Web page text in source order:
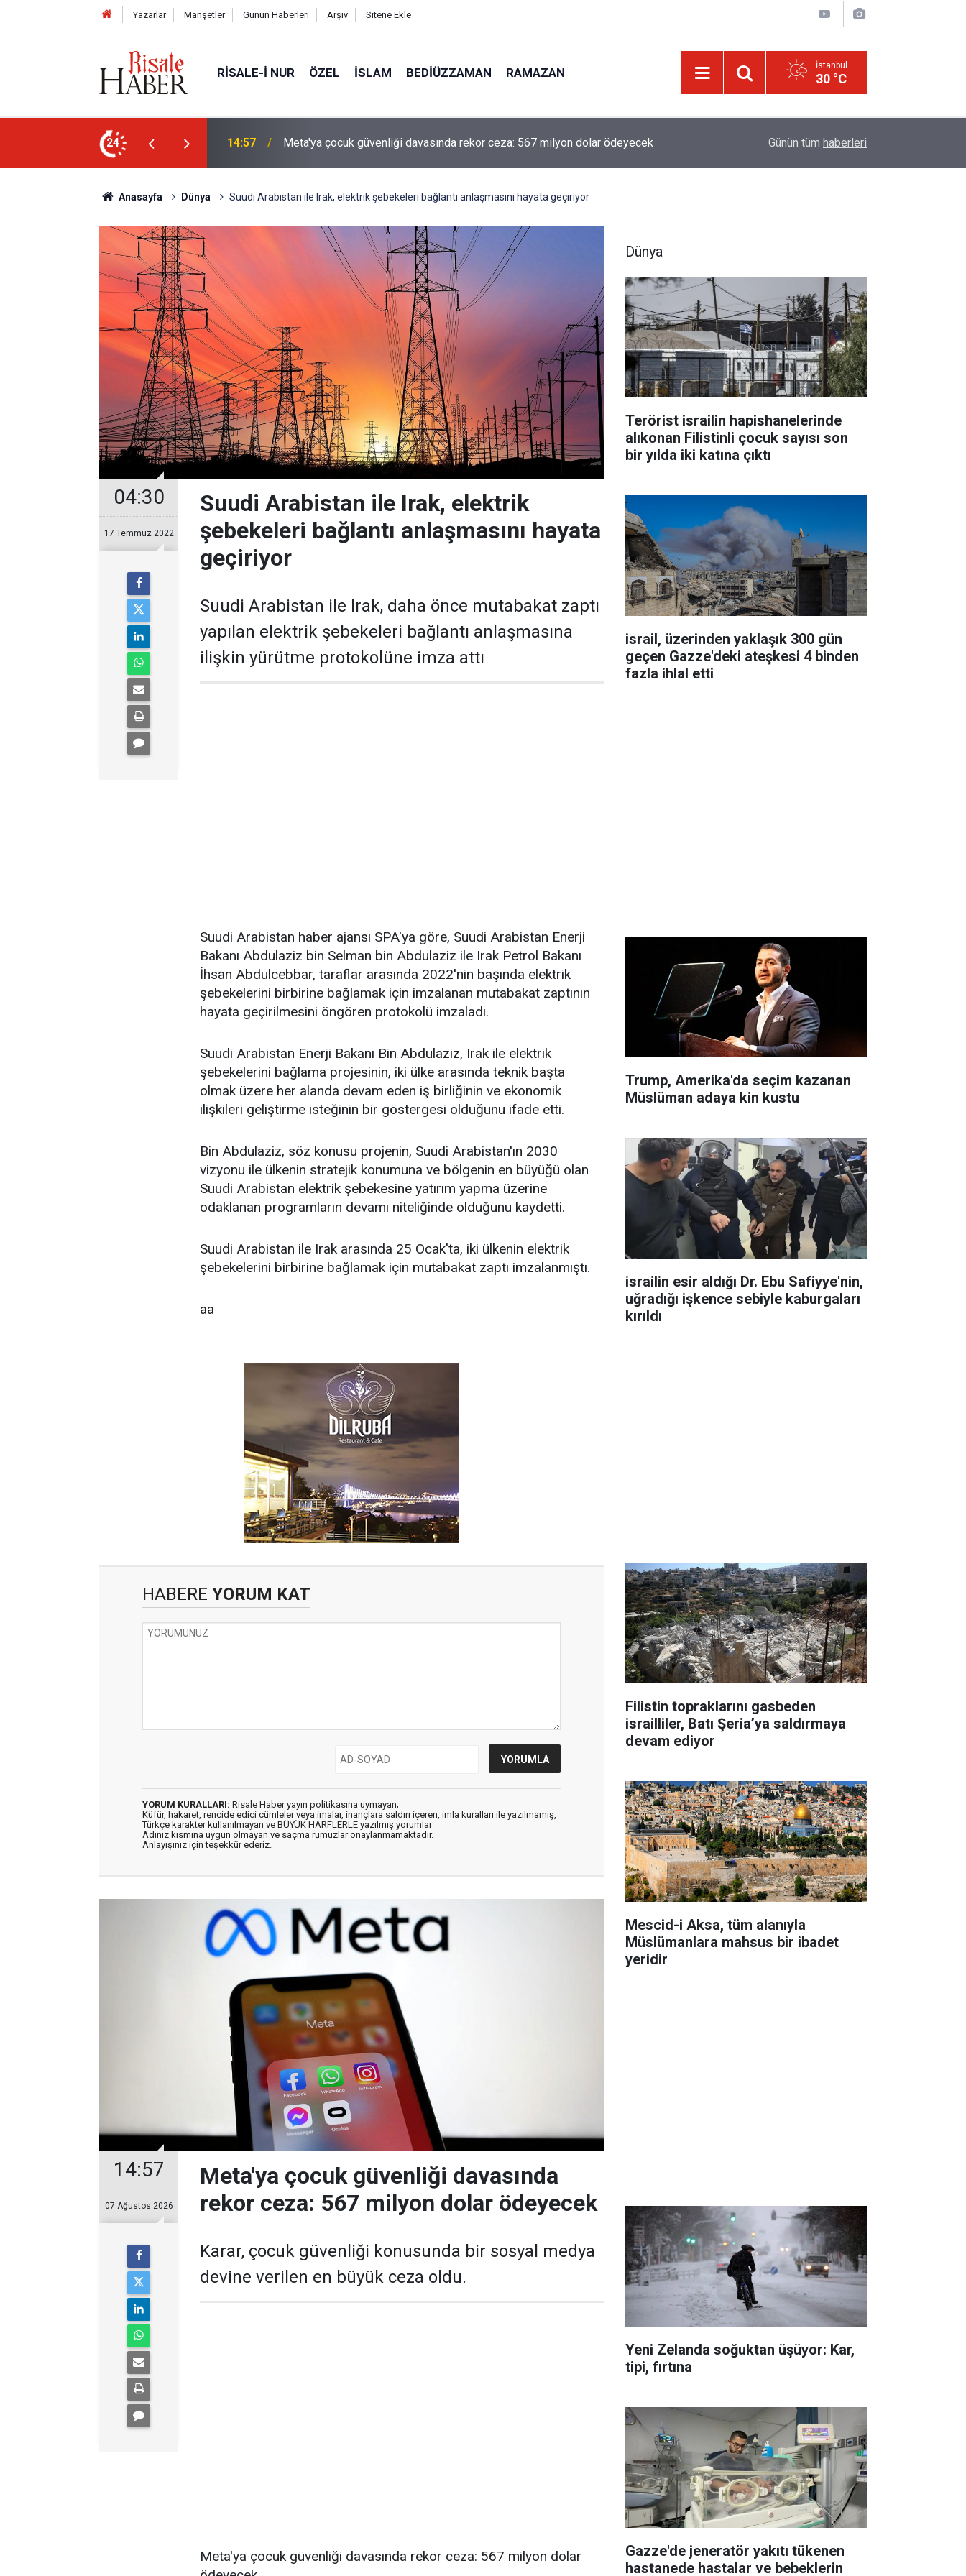
Yazarlar Manşetler Günün Haberleri Arşiv Sitene Ekle
RISALE-I NUR ÖZEL İSLAM BEDIÜZZAMAN RAMAZAN İstanbul
30 °C
24
rekor ceza: 567 milyon dolar ödeyecek 13:40 Çile çekilen yol!
iki katına çıktı
Günün tüm haberleri
Anasayfa Dünya Suudi Arabistan ile Irak, elektrik şebekeleri bağlantı anlaşmasını hayata geçiriyor
04:30
17 Temmuz 2022
Suudi Arabistan ile Irak, elektrik
şebekeleri bağlantı anlaşmasını hayata
geçiriyor
Suudi Arabistan ile Irak, daha önce mutabakat zaptı
yapılan elektrik şebekeleri bağlantı anlaşmasına
ilişkin yürütme protokolüne imza attı
Suudi Arabistan haber ajansı SPA'ya göre, Suudi Arabistan Enerji
Bakanı Abdulaziz bin Selman bin Abdulaziz ile Irak Petrol Bakanı
İhsan Abdulcebbar, taraflar arasında 2022'nin başında elektrik
şebekelerini birbirine bağlamak için imzalanan mutabakat zaptının
hayata geçirilmesini öngören protokolü imzaladı.
Suudi Arabistan Enerji Bakanı Bin Abdulaziz, Irak ile elektrik
şebekelerini bağlama projesinin, iki ülke arasında teknik başta
olmak üzere her alanda devam eden iş birliğinin ve ekonomik
ilişkileri geliştirme isteğinin bir göstergesi olduğunu ifade etti.
Bin Abdulaziz, söz konusu projenin, Suudi Arabistan'ın 2030
vizyonu ile ülkenin stratejik konumuna ve bölgenin en büyüğü olan
Suudi Arabistan elektrik şebekesine yatırım yapma üzerine
odaklanan programların devamı niteliğinde olduğunu kaydetti.
Suudi Arabistan ile Irak arasında 25 Ocak'ta, iki ülkenin elektrik
şebekelerini birbirine bağlamak için mutabakat zaptı imzalanmıştı.
aa
HABERE YORUM KAT
YORUM KURALLARI: Risale Haber yayın politikasına uymayan;
Küfür, hakaret, rencide edici cümleler veya imalar, inançlara saldırı içeren, imla kuralları ile yazılmamış,
Türkçe karakter kullanılmayan ve BÜYÜK HARFLERLE yazılmış yorumlar
Adınız kısmına uygun olmayan ve saçma rumuzlar onaylanmamaktadır.
Anlayışınız için teşekkür ederiz.
14:57
07 Ağustos 2026
Meta'ya çocuk güvenliği davasında
rekor ceza: 567 milyon dolar ödeyecek
Karar, çocuk güvenliği konusunda bir sosyal medya
devine verilen en büyük ceza oldu.
Meta'ya çocuk güvenliği davasında rekor ceza: 567 milyon dolar
Dünya
Terörist israilin hapishanelerinde
alıkonan Filistinli çocuk sayısı son
bir yılda iki katına çıktı
israil, üzerinden yaklaşık 300 gün
geçen Gazze'deki ateşkesi 4 binden
fazla ihlal etti
Trump, Amerika'da seçim kazanan
Müslüman adaya kin kustu
israilin esir aldığı Dr. Ebu Safiyye'nin,
uğradığı işkence sebiyle kaburgaları
kırıldı
Filistin topraklarını gasbeden
israilliler, Batı Şeria’ya saldırmaya
devam ediyor
Mescid-i Aksa, tüm alanıyla
Müslümanlara mahsus bir ibadet
yeridir
Yeni Zelanda soğuktan üşüyor: Kar,
tipi, fırtına
Gazze'de jeneratör yakıtı tükenen
hastanede hastalar ve bebeklerin